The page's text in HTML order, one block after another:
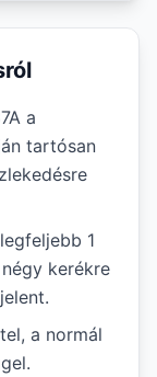
a
tartósan
1
kerékre
a normál